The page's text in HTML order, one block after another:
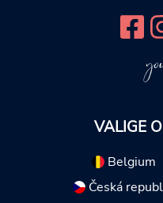
VALIGE
Belgium
Česká